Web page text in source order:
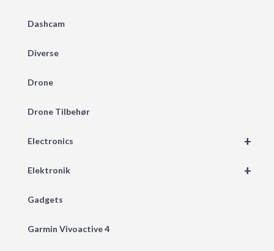
Dashcam
Diverse
Drone
Drone Tilbehør
+
Electronics
+
Elektronik
Gadgets
Garmin Vivoactive 4